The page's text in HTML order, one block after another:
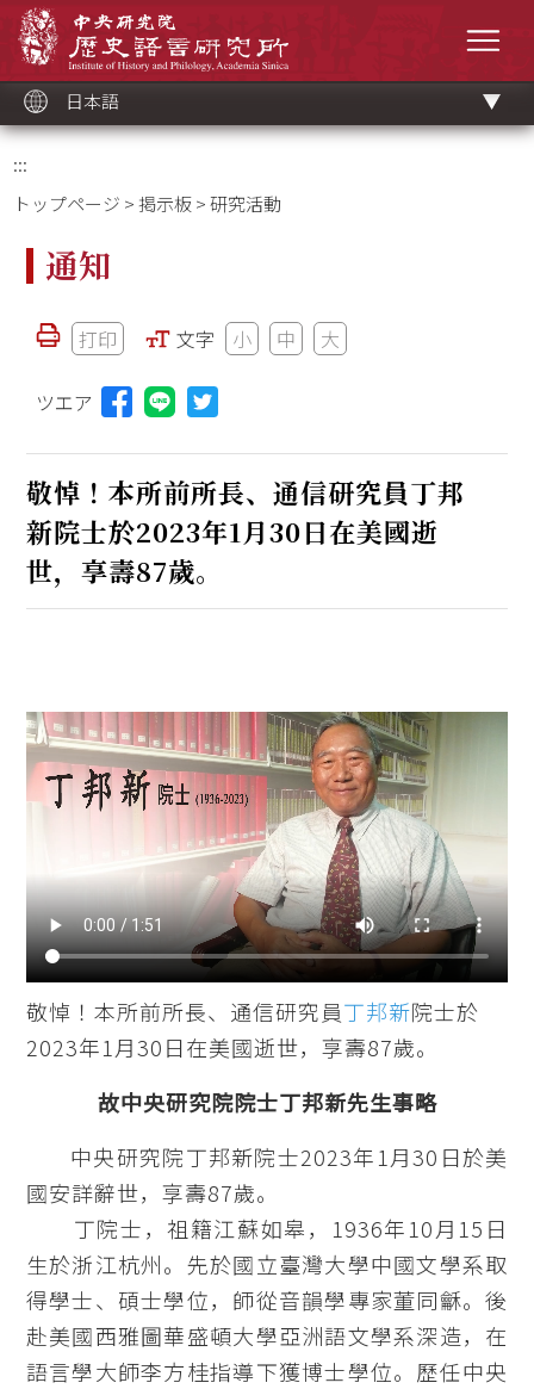
ッ
ク
日本語
:::
トップページ >掲示板> 研究活動
通知
打印 文字 小 中 大
ツエア Lineに投稿する(新しいウィンドウを開く)
敬悼！本所前所長、通信研究員丁邦
新院士於2023年1月30日在美國逝
世，享壽87歲。
敬悼！本所前所長、通信研究員丁邦新院士於
2023年1月30日在美國逝世，享壽87歲。
故中央研究院院士丁邦新先生事略
中央研究院丁邦新院士2023年1月30日於美
國安詳辭世，享壽87歲。
丁院士，祖籍江蘇如皋，1936年10月15日
生於浙江杭州。先於國立臺灣大學中國文學系取
得學士、碩士學位，師從音韻學專家董同龢。後
赴美國西雅圖華盛頓大學亞洲語文學系深造，在
語言學大師李方桂指導下獲博士學位。歷任中央